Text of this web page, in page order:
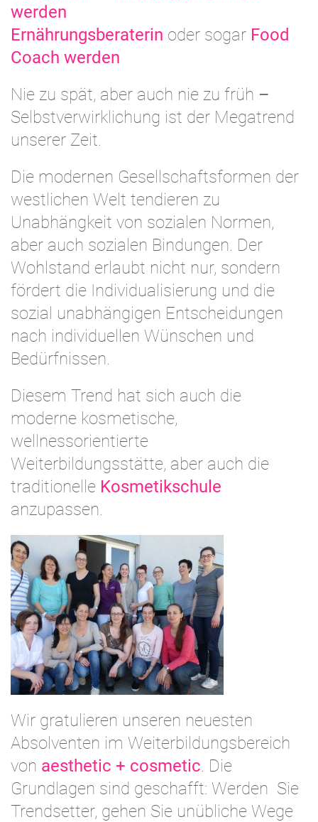
werden
Ernährungsberaterin oder sogar Food
Coach werden
Nie zu spät, aber auch nie zu früh –
Selbstverwirklichung ist der Megatrend
unserer Zeit.
Die modernen Gesellschaftsformen der
westlichen Welt tendieren zu
Unabhängkeit von sozialen Normen,
aber auch sozialen Bindungen. Der
Wohlstand erlaubt nicht nur, sondern
fördert die Individualisierung und die
sozial unabhängigen Entscheidungen
nach individuellen Wünschen und
Bedürfnissen.
Diesem Trend hat sich auch die
moderne kosmetische,
wellnessorientierte
Weiterbildungsstätte, aber auch die
traditionelle Kosmetikschule
anzupassen.
Wir gratulieren unseren neuesten
Absolventen im Weiterbildungsbereich
von aesthetic + cosmetic. Die
Grundlagen sind geschafft: Werden Sie
Trendsetter, gehen Sie unübliche Wege